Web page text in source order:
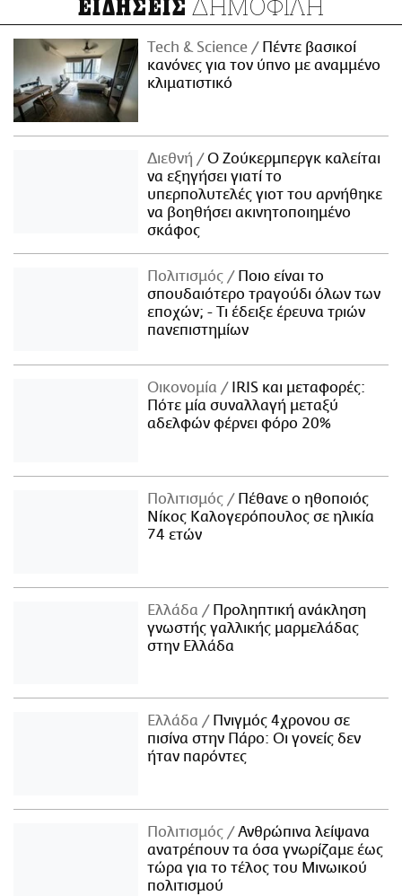
ΕΙΔΗΣΕΙΣ
Τech & Science
Πέντε βασικοί
κανόνες για τον ύπνο με αναμμένο
κλιματιστικό
Διεθνή
Ο Ζούκερμπεργκ καλείται
να εξηγήσει γιατί το
υπερπολυτελές γιοτ του αρνήθηκε
να βοηθήσει ακινητοποιημένο
σκάφος
Πολιτισμός
Ποιο είναι το
σπουδαιότερο τραγούδι όλων των
εποχών; - Τι έδειξε έρευνα τριών
πανεπιστημίων
Οικονομία
IRIS και μεταφορές:
Πότε μία συναλλαγή μεταξύ
αδελφών φέρνει φόρο 20%
Πολιτισμός
Πέθανε ο ηθοποιός
Νίκος Καλογερόπουλος σε ηλικία
74 ετών
Ελλάδα
Προληπτική ανάκληση
γνωστής γαλλικής μαρμελάδας
στην Ελλάδα
Ελλάδα
Πνιγμός 4χρονου σε
πισίνα στην Πάρο: Οι γονείς δεν
ήταν παρόντες
Πολιτισμός
Ανθρώπινα λείψανα
ανατρέπουν τα όσα γνωρίζαμε έως
τώρα για το τέλος του Μινωικού
πολιτισμού